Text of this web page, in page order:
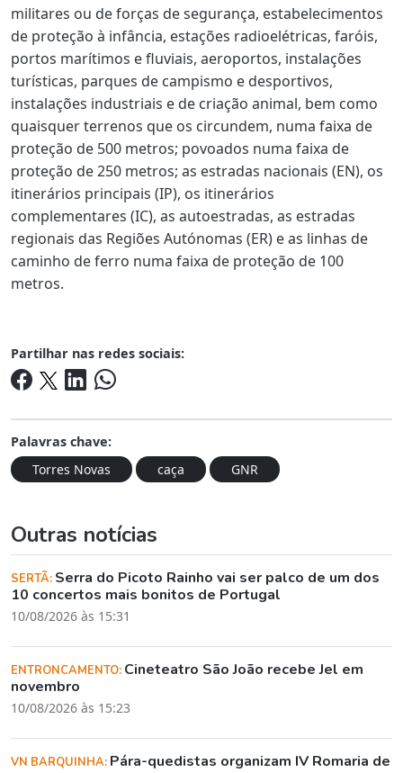
militares ou de forças de segurança, estabelecimentos
de proteção à infância, estações radioelétricas, faróis,
portos marítimos e fluviais, aeroportos, instalações
turísticas, parques de campismo e desportivos,
instalações industriais e de criação animal, bem como
quaisquer terrenos que os circundem, numa faixa de
proteção de 500 metros; povoados numa faixa de
proteção de 250 metros; as estradas nacionais (EN), os
itinerários principais (IP), os itinerários
complementares (IC), as autoestradas, as estradas
regionais das Regiões Autónomas (ER) e as linhas de
caminho de ferro numa faixa de proteção de 100
metros.
Partilhar nas redes sociais:
Palavras chave:
Torres Novas
caça GNR
Outras notícias
SERTÃ: Serra do Picoto Rainho vai ser palco de um dos
10 concertos mais bonitos de Portugal
10/08/2026 às 15:31
ENTRONCAMENTO: Cineteatro São João recebe Jel em
novembro
10/08/2026 às 15:23
VN BARQUINHA: Pára-quedistas organizam IV Romaria de